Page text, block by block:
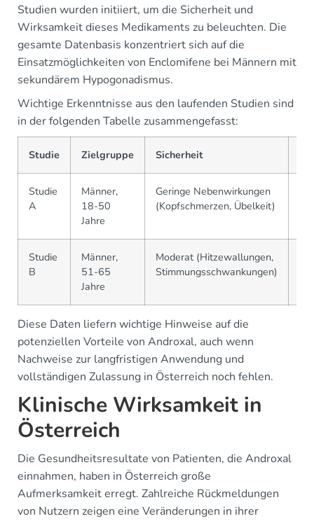
Studien wurden initiiert, um die Sicherheit und
Wirksamkeit dieses Medikaments zu beleuchten. Die
gesamte Datenbasis konzentriert sich auf die
Einsatzmöglichkeiten von Enclomifene bei Männern mit
sekundärem Hypogonadismus.
Wichtige Erkenntnisse aus den laufenden Studien sind
in der folgenden Tabelle zusammengefasst:
Studie Zielgruppe Sicherheit
Studie
A
Männer,
18-50
Jahre
Geringe Nebenwirkungen
(Kopfschmerzen, Übelkeit)
Studie
B
Männer,
51-65
Jahre
Moderat (Hitzewallungen,
Stimmungsschwankungen)
Diese Daten liefern wichtige Hinweise auf die
potenziellen Vorteile von Androxal, auch wenn
Nachweise zur langfristigen Anwendung und
vollständigen Zulassung in Österreich noch fehlen.
Klinische Wirksamkeit in
Österreich
Die Gesundheitsresultate von Patienten, die Androxal
einnahmen, haben in Österreich große
Aufmerksamkeit erregt. Zahlreiche Rückmeldungen
von Nutzern zeigen eine Veränderungen in ihrer